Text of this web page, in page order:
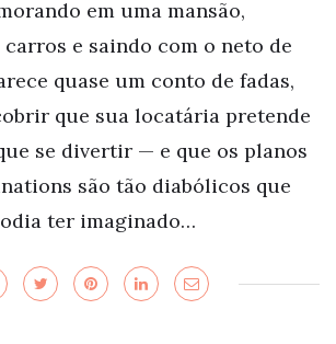
em uma mansão,
e saindo com o neto de
quase um conto de fadas,
que sua locatária pretende
se divertir — e que os planos
são tão diabólicos que
ter imaginado…